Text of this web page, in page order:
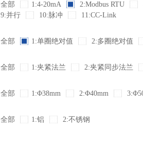
全部 1:4-20mA 2:Modbus RTU
9:并行
10:脉冲 11:CC-Link
全部 1:单圈绝对值 2:多圈绝对值
全部 1:夹紧法兰 2:夹紧同步法兰
全部 1:Φ38mm 2:Φ40mm
全部 1:铝 2:不锈钢